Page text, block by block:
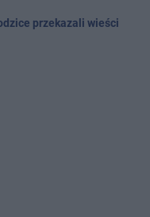
przekazali wieści